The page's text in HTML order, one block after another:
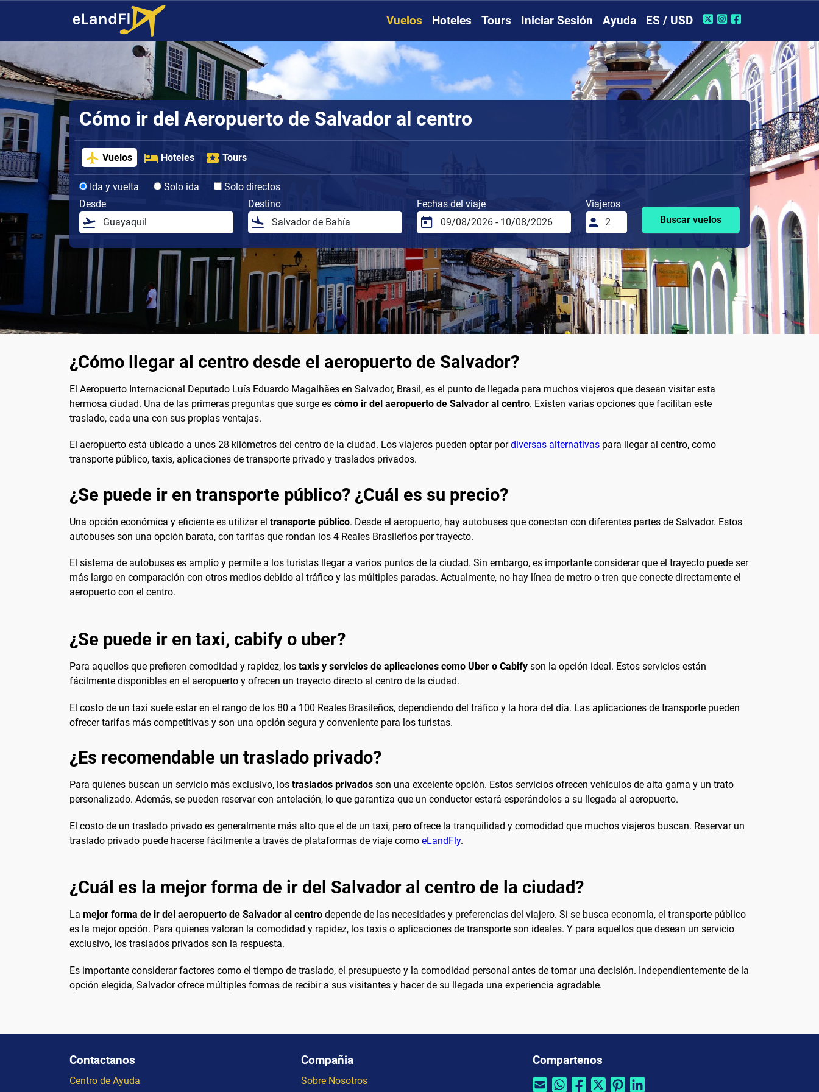
Vuelos Hoteles Tours Iniciar Sesión Ayuda ES / USD
Cómo ir del Aeropuerto de Salvador al centro
Vuelos Hoteles Tours
Ida y vuelta Solo ida
Solo directos
Desde
Destino Fechas del viaje
Viajeros
Buscar vuelos
¿Cómo llegar al centro desde el aeropuerto de Salvador?
El Aeropuerto Internacional Deputado Luís Eduardo Magalhães en Salvador, Brasil, es el punto de llegada para muchos viajeros que desean visitar esta
hermosa ciudad. Una de las primeras preguntas que surge es cómo ir del aeropuerto de Salvador al centro. Existen varias opciones que facilitan este
traslado, cada una con sus propias ventajas.
El aeropuerto está ubicado a unos 28 kilómetros del centro de la ciudad. Los viajeros pueden optar pordiversas alternativas para llegar al centro, como
transporte público, taxis, aplicaciones de transporte privado y traslados privados.
¿Se puede ir en transporte público? ¿Cuál es su precio?
Una opción económica y eficiente es utilizar el transporte público. Desde el aeropuerto, hay autobuses que conectan con diferentes partes de Salvador. Estos
autobuses son una opción barata, con tarifas que rondan los 4 Reales Brasileños por trayecto.
El sistema de autobuses es amplio y permite a los turistas llegar a varios puntos de la ciudad. Sin embargo, es importante considerar que el trayecto puede ser
más largo en comparación con otros medios debido al tráfico y las múltiples paradas. Actualmente, no hay línea de metro o tren que conecte directamente el
aeropuerto con el centro.
¿Se puede ir en taxi, cabify o uber?
Para aquellos que prefieren comodidad y rapidez, los taxis y servicios de aplicaciones como Uber o Cabify son la opción ideal. Estos servicios están
fácilmente disponibles en el aeropuerto y ofrecen un trayecto directo al centro de la ciudad.
El costo de un taxi suele estar en el rango de los 80 a 100 Reales Brasileños, dependiendo del tráfico y la hora del día. Las aplicaciones de transporte pueden
ofrecer tarifas más competitivas y son una opción segura y conveniente para los turistas.
¿Es recomendable un traslado privado?
Para quienes buscan un servicio más exclusivo, los traslados privados son una excelente opción. Estos servicios ofrecen vehículos de alta gama y un trato
personalizado. Además, se pueden reservar con antelación, lo que garantiza que un conductor estará esperándolos a su llegada al aeropuerto.
El costo de un traslado privado es generalmente más alto que el de un taxi, pero ofrece la tranquilidad y comodidad que muchos viajeros buscan. Reservar un
traslado privado puede hacerse fácilmente a través de plataformas de viaje como eLandFly.
¿Cuál es la mejor forma de ir del Salvador al centro de la ciudad?
La mejor forma de ir del aeropuerto de Salvador al centro depende de las necesidades y preferencias del viajero. Si se busca economía, el transporte público
es la mejor opción. Para quienes valoran la comodidad y rapidez, los taxis o aplicaciones de transporte son ideales. Y para aquellos que desean un servicio
exclusivo, los traslados privados son la respuesta.
Es importante considerar factores como el tiempo de traslado, el presupuesto y la comodidad personal antes de tomar una decisión. Independientemente de la
opción elegida, Salvador ofrece múltiples formas de recibir a sus visitantes y hacer de su llegada una experiencia agradable.
Contactanos
Centro de Ayuda
Compañia
Sobre Nosotros
Compartenos